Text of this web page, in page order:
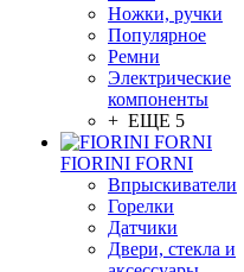
Ножки, ручки
Популярное
Ремни
Электрические
компоненты
+ ЕЩЕ 5
FIORINI FORNI
Впрыскиватели
Горелки
Датчики
Двери, стекла и